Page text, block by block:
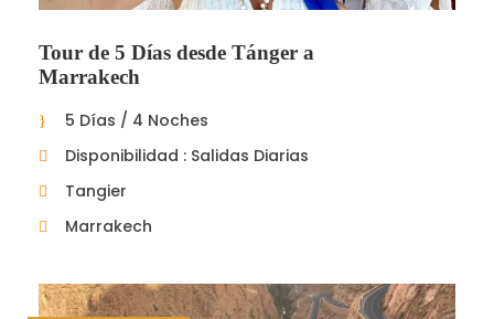
Tour de 5 Días desde Tánger a
Marrakech
5 Días / 4 Noches
Disponibilidad : Salidas Diarias
Tangier
Marrakech